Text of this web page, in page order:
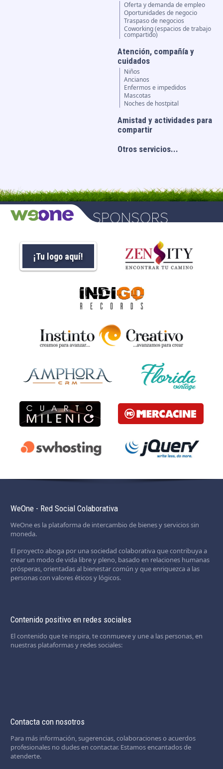
Oferta y demanda de empleo
Oportunidades de negocio
Traspaso de negocios
Coworking (espacios de trabajo
compartido)
Atención, compañía y
cuidados
Niños
Ancianos
Enfermos e impedidos
Mascotas
Noches de hostpital
Amistad y actividades para
compartir
Otros servicios...
¡Tu logo aquí!
WeOne - Red Social Colaborativa
WeOne es la plataforma de intercambio de bienes y servicios sin
moneda.
El proyecto aboga por una sociedad colaborativa que contribuya a
crear un modo de vida libre y pleno, basado en relaciones humanas
prósperas, orientadas al bienestar común y que enriquezca a las
personas con valores éticos y lógicos.
Contenido positivo en redes sociales
El contenido que te inspira, te conmueve y une a las personas, en
nuestras plataformas y redes sociales:
Contacta con nosotros
Para más información, sugerencias, colaboraciones o acuerdos
profesionales no dudes en contactar. Estamos encantados de
atenderte.